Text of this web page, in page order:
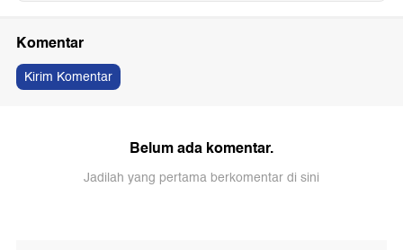
Komentar
Kirim Komentar
Belum ada komentar.
Jadilah yang pertama berkomentar di sini